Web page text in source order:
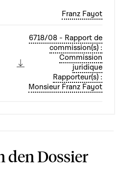
Franz Fayot
6718/08 - Rapport de
commission(s) :
Commission
juridique
Rapporteur(s) :
Monsieur Franz Fayot
den Dossier